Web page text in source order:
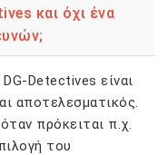
και όχι ένα
Detectives είναι
αποτελεσματικός.
όταν πρόκειται π.χ.
του